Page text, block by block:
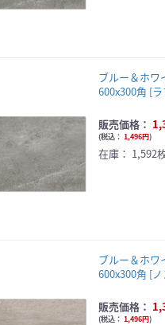
ブルー＆ホ
600x300角 [
販売価格：
(税込： 1,496円)
在庫： 1,592
ブルー＆ホ
600x300角 [
販売価格：
(税込： 1,496円)